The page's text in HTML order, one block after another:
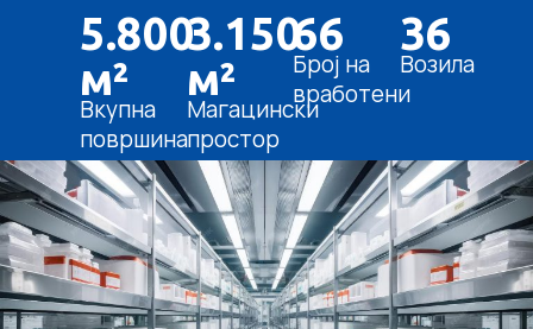
5.800
м²
Вкупна
површина
3.150
м²
Магацински
простор
66
Број на
вработени
36
Возила